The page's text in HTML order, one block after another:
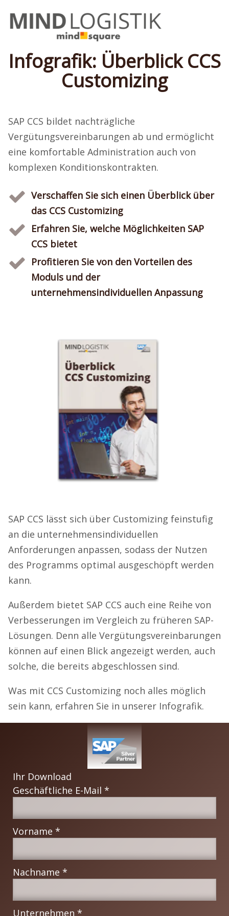
Infografik: Überblick CCS
Customizing
SAP CCS bildet nachträgliche
Vergütungsvereinbarungen ab und ermöglicht
eine komfortable Administration auch von
komplexen Konditionskontrakten.
Verschaffen Sie sich einen Überblick über
das CCS Customizing
Erfahren Sie, welche Möglichkeiten SAP
CCS bietet
Profitieren Sie von den Vorteilen des
Moduls und der
unternehmensindividuellen Anpassung
SAP CCS lässt sich über Customizing feinstufig
an die unternehmensindividuellen
Anforderungen anpassen, sodass der Nutzen
des Programms optimal ausgeschöpft werden
kann.
Außerdem bietet SAP CCS auch eine Reihe von
Verbesserungen im Vergleich zu früheren SAP-
Lösungen. Denn alle Vergütungsvereinbarungen
können auf einen Blick angezeigt werden, auch
solche, die bereits abgeschlossen sind.
Was mit CCS Customizing noch alles möglich
sein kann, erfahren Sie in unserer Infografik.
Ihr Download